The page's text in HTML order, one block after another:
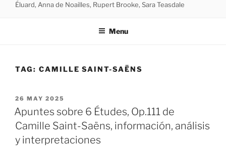
Éluard, Anna de Noailles, Rupert Brooke, Sara Teasdale
Menu
TAG: CAMILLE SAINT-SAËNS
POSTED
ON
26 MAY 2025
Apuntes sobre 6 Études, Op.111 de
Camille Saint-Saëns, información, análisis
y interpretaciones